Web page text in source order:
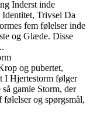
Inderst inde
Identitet, Trivsel Da
fem følelser inde
og Glæde. Disse
og pubertet,
I Hjertestorm følger
gamle Storm, der
og spørgsmål,